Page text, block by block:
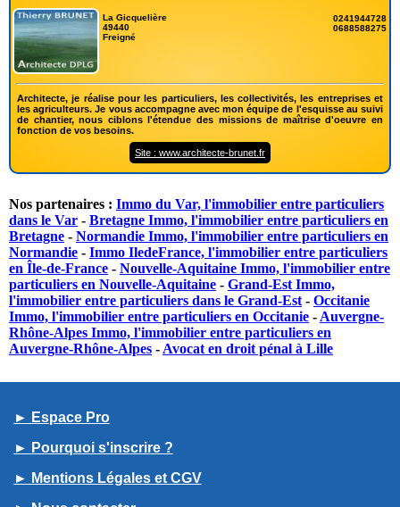
La Gicquelière
49440
Freigné
0241944728
0688588275
Architecte, je réalise pour les particuliers, les collectivités, les entreprises et
les agriculteurs. Je vous accompagne avec mon équipe de l'esquisse au suivi
de chantier, nous ciblons l'étendue des missions de maîtrise d'oeuvre en
fonction de vos besoins.
Site : www.architecte-brunet.fr
Nos partenaires : Immo du Var, l'immobilier entre particuliers
dans le Var - Bretagne Immo, l'immobilier entre particuliers en
Bretagne - Normandie Immo, l'immobilier entre particuliers en
Normandie - Immo IledeFrance, l'immobilier entre particuliers
en Île-de-France - Nouvelle-Aquitaine Immo, l'immobilier entre
particuliers en Nouvelle-Aquitaine - Grand-Est Immo,
l'immobilier entre particuliers dans le Grand-Est - Occitanie
Immo, l'immobilier entre particuliers en Occitanie - Auvergne-
Rhône-Alpes Immo, l'immobilier entre particuliers en
Auvergne-Rhône-Alpes - Avocat en droit pénal à Lille
► Espace Pro
► Pourquoi s'inscrire ?
► Mentions Légales et CGV